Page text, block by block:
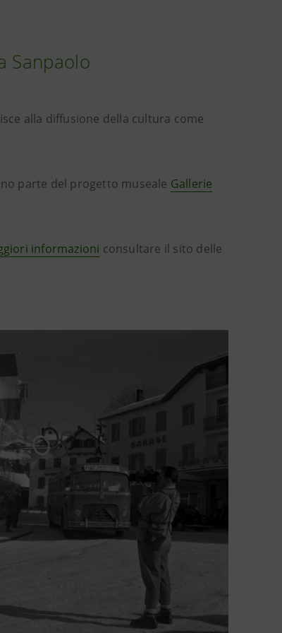
Sanpaolo
alla diffusione della cultura come
parte del progetto museale Gallerie
informazioni consultare il sito delle